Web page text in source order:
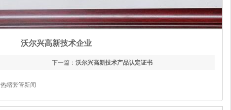
沃尔兴高新技术企业
下一篇： 沃尔兴高新技术产品认定证书
热缩套管新闻